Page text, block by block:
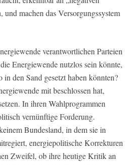
und machen das Versorgungssystem
verantwortlichen Parteien
Energiewende nutzlos sein könnte,
den Sand gesetzt haben könnten?
mit beschlossen hat,
In ihren Wahlprogrammen
vernünftige Forderung.
Bundesland, in dem sie in
energiepolitische Korrekturen
Zweifel, ob ihre heutige Kritik an